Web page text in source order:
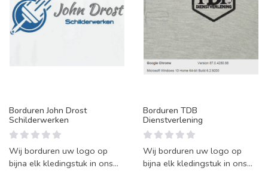
Borduren John Drost
Schilderwerken
Wij borduren uw logo op
bijna elk kledingstuk in ons
Borduren TDB
Dienstverlening
Wij borduren uw logo op
bijna elk kledingstuk in ons